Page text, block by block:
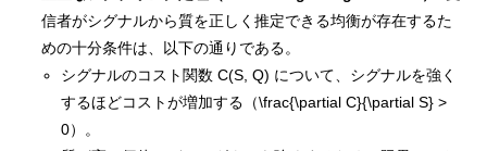
信者がシグナルから質を正しく推定できる均衡が存在するた
めの十分条件は、以下の通りである。
シグナルのコスト関数 C(S, Q) について、シグナルを強く
するほどコストが増加する（\frac{\partial C}{\partial S} >
0）。